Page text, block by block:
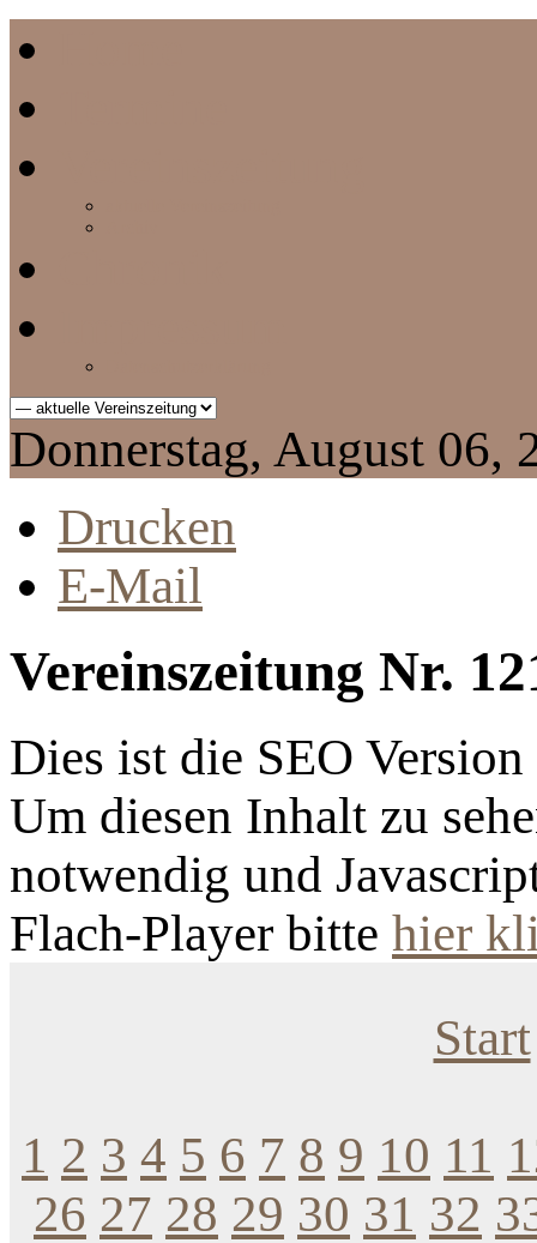
Donnerstag, August 06,
Drucken
E-Mail
Vereinszeitung Nr.
Dies ist die SEO
Um diesen Inhalt zu
notwendig und
Flach-Player bitte hier
Start
1 2 3 4 5 6 7 8 9 10 11
26 27 28 29 30 31 32